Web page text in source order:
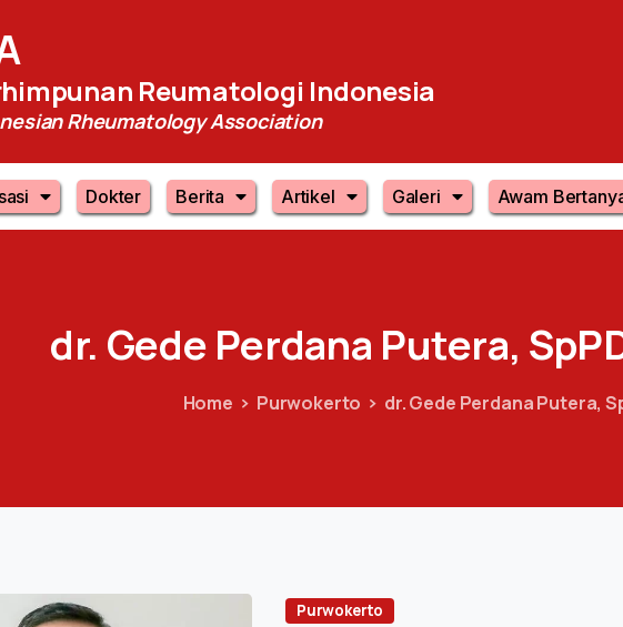
Reumatologi Indonesia
Rheumatology Association
Dokter Berita Artikel Galeri Awam
dr. Gede Perdana Putera,
Home Purwokerto dr. Gede Perdana Putera,
Purwokerto